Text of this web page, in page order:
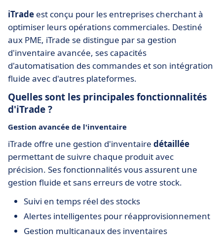
iTrade est conçu pour les entreprises cherchant à
optimiser leurs opérations commerciales. Destiné
aux PME, iTrade se distingue par sa gestion
d'inventaire avancée, ses capacités
d'automatisation des commandes et son intégration
fluide avec d'autres plateformes.
Quelles sont les principales fonctionnalités
d'iTrade ?
Gestion avancée de l'inventaire
iTrade offre une gestion d'inventaire détaillée
permettant de suivre chaque produit avec
précision. Ses fonctionnalités vous assurent une
gestion fluide et sans erreurs de votre stock.
Suivi en temps réel des stocks
Alertes intelligentes pour réapprovisionnement
Gestion multicanaux des inventaires